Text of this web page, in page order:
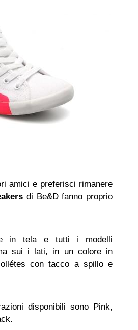
amici e preferisci rimanere
di Be&D fanno proprio
in tela e tutti i modelli
sui i lati, in un colore in
con tacco a spillo e
disponibili sono Pink,